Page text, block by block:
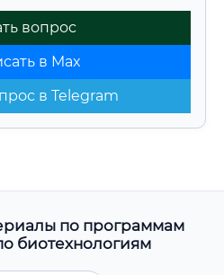
вопрос
в Max
в Telegram
по программам
биотехнологиям